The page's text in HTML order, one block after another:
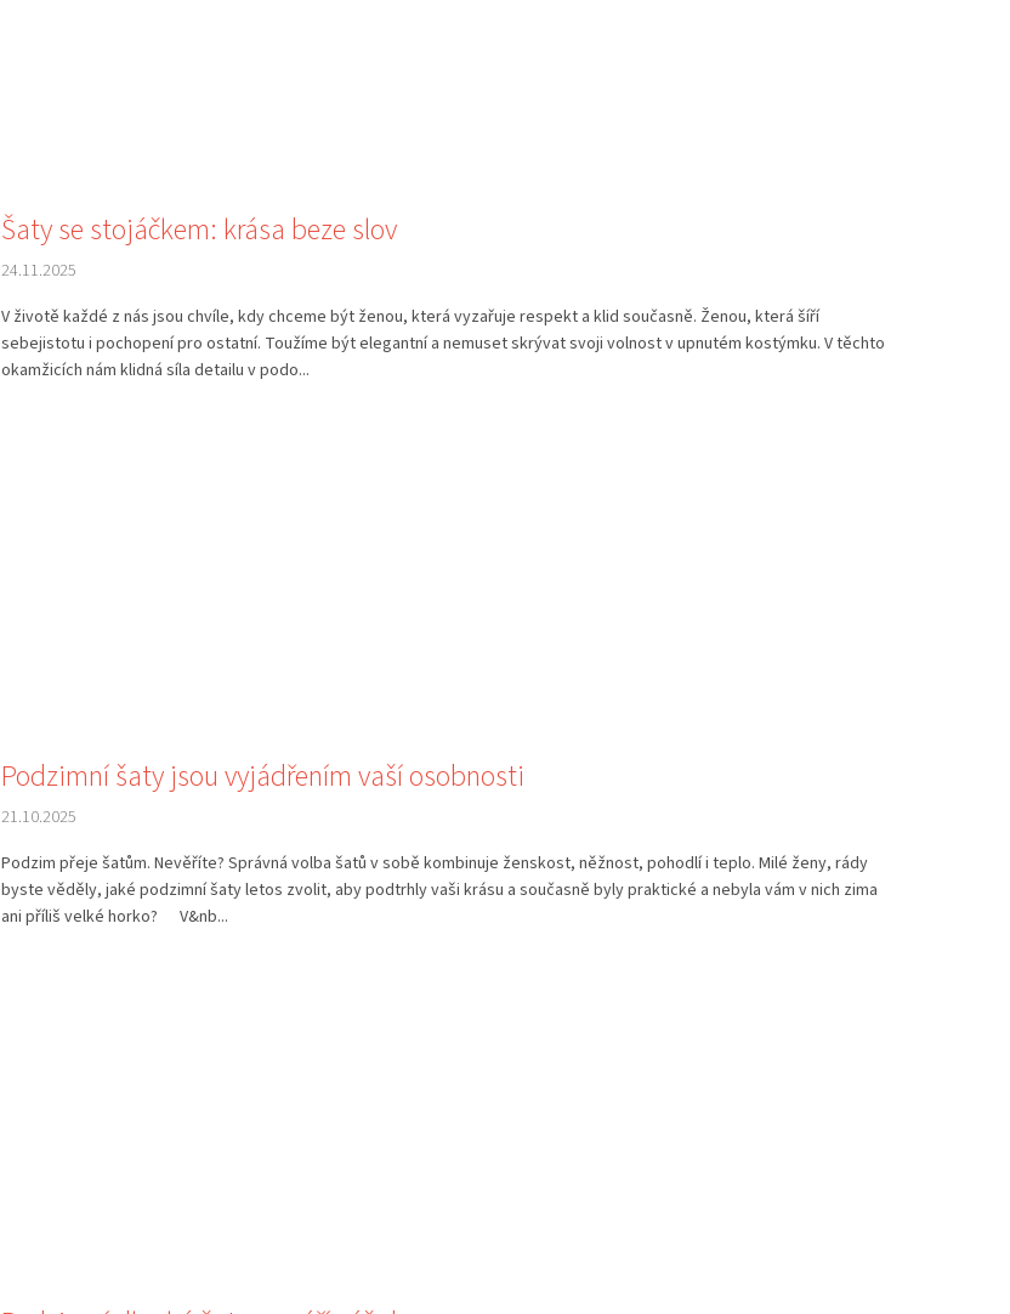
Šaty se stojáčkem: krása beze slov
24.11.2025
V životě každé z nás jsou chvíle, kdy chceme být ženou, která vyzařuje respekt a klid současně. Ženou, která šíří
sebejistotu i pochopení pro ostatní. Toužíme být elegantní a nemuset skrývat svoji volnost v upnutém kostýmku. V těchto
okamžicích nám klidná síla detailu v podo...
Podzimní šaty jsou vyjádřením vaší osobnosti
21.10.2025
Podzim přeje šatům. Nevěříte? Správná volba šatů v sobě kombinuje ženskost, něžnost, pohodlí i teplo. Milé ženy, rády
byste věděly, jaké podzimní šaty letos zvolit, aby podtrhly vaši krásu a současně byly praktické a nebyla vám v nich zima
ani příliš velké horko? V&nb...